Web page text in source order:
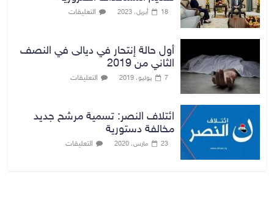
18 أبريل، 2023 التعليقات
أول حالة إنتحار في ديالى في النصف
الثاني من 2019
7 يوليو، 2019 التعليقات
ائتلاف النصر: تسمية مرشح جديد
مخالفة دستورية
23 مارس، 2020 التعليقات